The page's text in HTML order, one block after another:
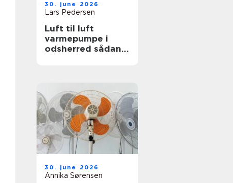
30. june 2026
Lars Pedersen
Luft til luft
varmepumpe i
odsherred sådan
30. june 2026
Annika Sørensen